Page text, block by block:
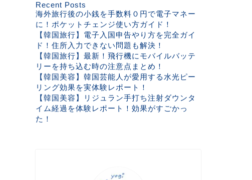
Recent Posts
海外旅行後の小銭を手数料０円で電子マネー
に！ポケットチェンジ使い方ガイド！
【韓国旅行】電子入国申告やり方を完全ガイ
ド！住所入力できない問題も解決！
【韓国旅行】最新！飛行機にモバイルバッテ
リーを持ち込む時の注意点まとめ！
【韓国美容】韓国芸能人が愛用する水光ピー
リング効果を実体験レポート！
【韓国美容】リジュラン手打ち注射ダウンタ
イム経過を体験レポート！効果がすごかっ
た！